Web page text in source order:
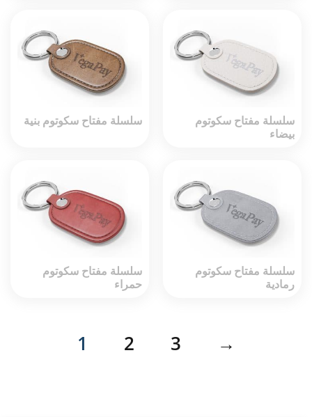
سلسلة مفتاح سكوتوم بنية
سلسلة مفتاح سكوتوم
بيضاء
سلسلة مفتاح سكوتوم
حمراء
سلسلة مفتاح سكوتوم
رمادية
1 2 3 →